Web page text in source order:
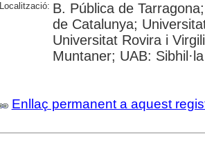
Localització: B. Pública de
de Catalunya;
Universitat Rovira i
Muntaner; UAB: Sibhil·la
Enllaç permanent a aquest